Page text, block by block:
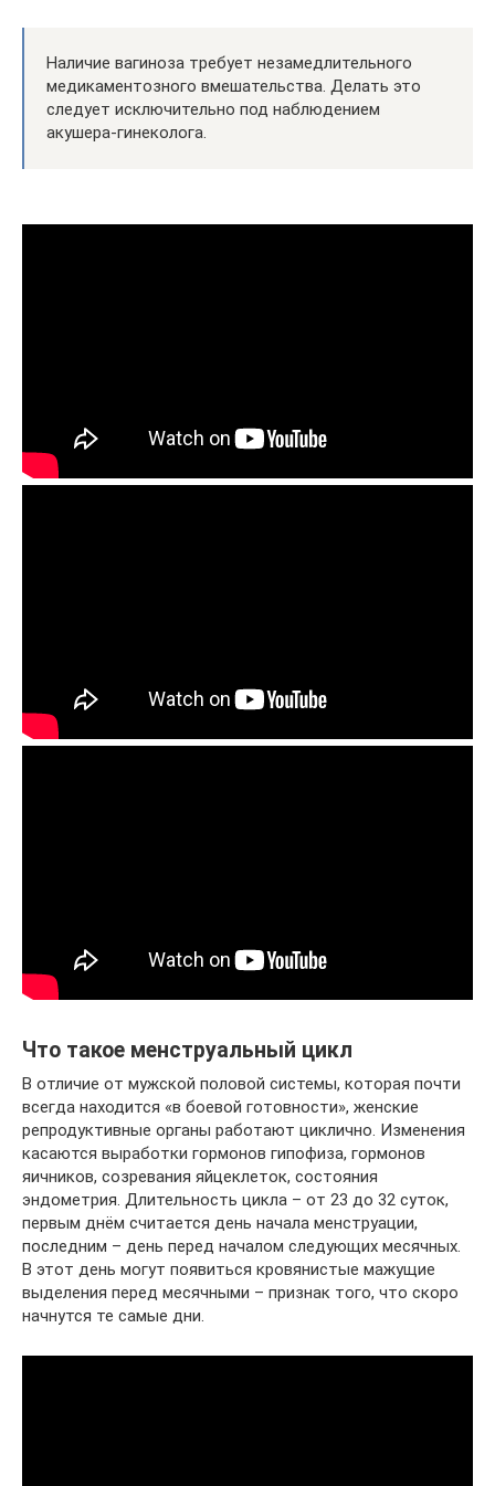
Наличие вагиноза требует незамедлительного
медикаментозного вмешательства. Делать это
следует исключительно под наблюдением
акушера-гинеколога.
Что такое менструальный цикл
В отличие от мужской половой системы, которая почти
всегда находится «в боевой готовности», женские
репродуктивные органы работают циклично. Изменения
касаются выработки гормонов гипофиза, гормонов
яичников, созревания яйцеклеток, состояния
эндометрия. Длительность цикла – от 23 до 32 суток,
первым днём считается день начала менструации,
последним – день перед началом следующих месячных.
В этот день могут появиться кровянистые мажущие
выделения перед месячными – признак того, что скоро
начнутся те самые дни.